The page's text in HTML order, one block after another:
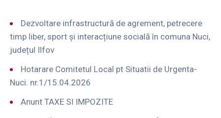
Dezvoltare infrastructură de agrement, petrecere
timp liber, sport și interacțiune socială în comuna Nuci,
județul Ilfov
Hotarare Comitetul Local pt Situatii de Urgenta-
Nuci. nr.1/15.04.2026
Anunt TAXE SI IMPOZITE